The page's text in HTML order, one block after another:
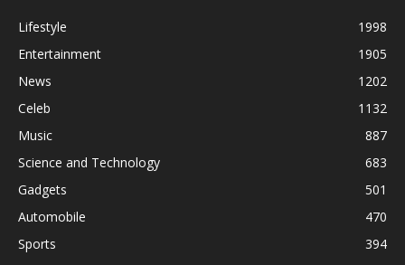
Lifestyle
1998
Entertainment
1905
News
1202
Celeb
1132
Music
887
Science and Technology
683
Gadgets
501
Automobile
470
Sports
394